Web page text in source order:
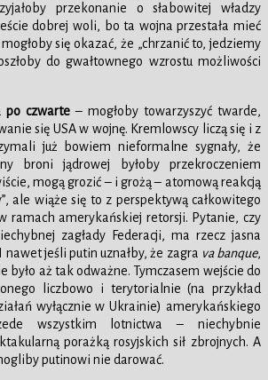
przekonanie o słabowitej władzy
dobrej woli, bo ta wojna przestała mieć
się okazać, że „chrzanić to, jedziemy
do gwałtownego wzrostu możliwości
po czwarte – mogłoby towarzyszyć twarde,
się USA w wojnę. Kremlowscy liczą się i z
już bowiem nieformalne sygnały, że
broni jądrowej byłoby przekroczeniem
mogą grozić – i grożą – atomową reakcją
ale wiąże się to z perspektywą całkowitego
ramach amerykańskiej retorsji. Pytanie, czy
zagłady Federacji, ma rzecz jasna
jeśli putin uznałby, że zagra va banque,
było aż tak odważne. Tymczasem wejście do
liczbowo i terytorialnie (na przykład
wyłącznie w Ukrainie) amerykańskiego
wszystkim lotnictwa – niechybnie
porażką rosyjskich sił zbrojnych. A
putinowi nie darować.